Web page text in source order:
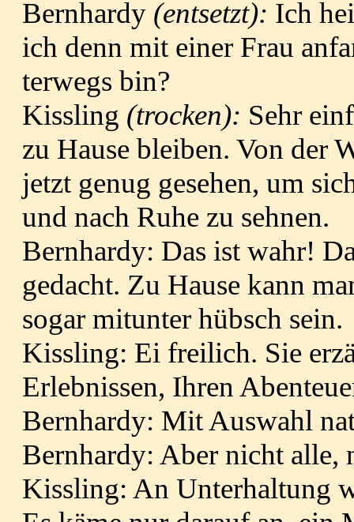
Bernhardy (entsetzt): Ich
ich denn mit einer Frau
terwegs bin?
Kissling (trocken): Sehr
zu Hause bleiben. Von der
jetzt genug gesehen, um
und nach Ruhe zu sehnen.
Bernhardy: Das ist wahr!
gedacht. Zu Hause kann
sogar mitunter hübsch sein.
Kissling: Ei freilich. Sie
Erlebnissen, Ihren
Bernhardy: Mit Auswahl
Bernhardy: Aber nicht alle,
Kissling: An Unterhaltung